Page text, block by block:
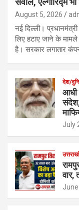
August 5, 2026
नई दिल्ली।
लिए हटाए जाने के
है। सरकार लगातार
देश/
आधी
संदेश,
July